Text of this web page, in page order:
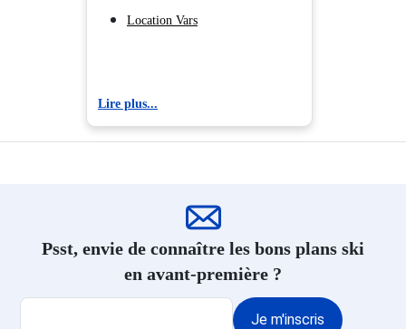
Promo Ski Orcières Merlette
Location Vars
Lire plus...
Psst, envie de connaître les bons plans ski
en avant-première ?
Je m'inscris